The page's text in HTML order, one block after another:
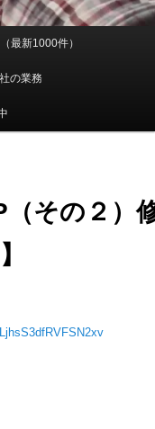
最新1000件）
の業務
（その２）